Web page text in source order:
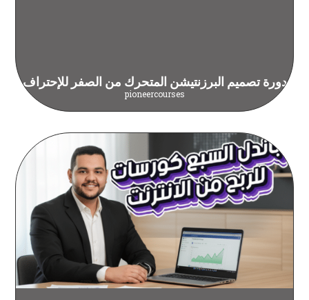
دورة تصميم البرزنتيشن المتحرك من الصفر للإحتراف
pioneercourses